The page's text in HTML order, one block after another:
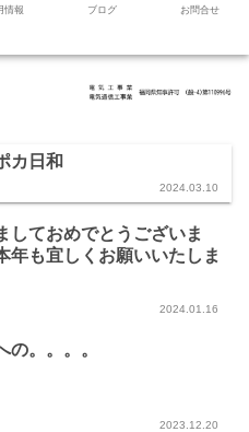
カ日和
2024.03.10
しておめでとうございま
年も宜しくお願いいたしま
2024.01.16
の。。。。
2023.12.20
情報 ブログ お問合せ